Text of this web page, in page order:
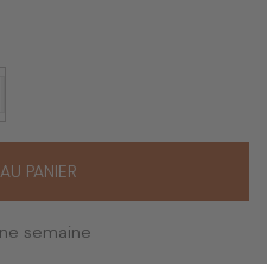
PANIER
semaine